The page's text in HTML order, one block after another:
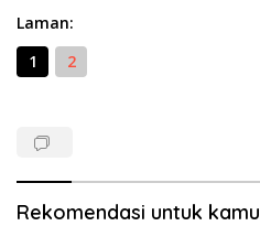
Laman:
1
2
Rekomendasi untuk kamu